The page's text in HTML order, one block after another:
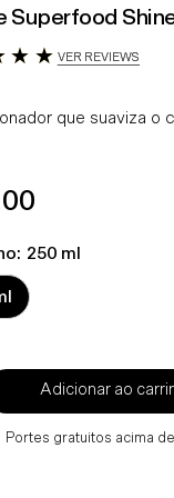
Superfood
VER REVIEWS
que suaviza o
250 ml
Adicionar ao
Portes gratuitos acima